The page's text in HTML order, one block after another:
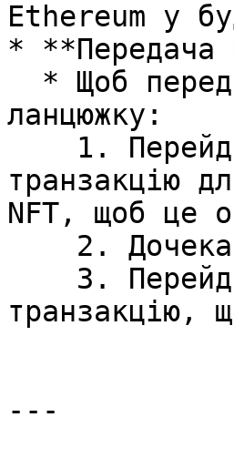
Ethereum у
* **Передача
ланцюжку:
транзакцію
NFT, щоб це
транзакцію,
---